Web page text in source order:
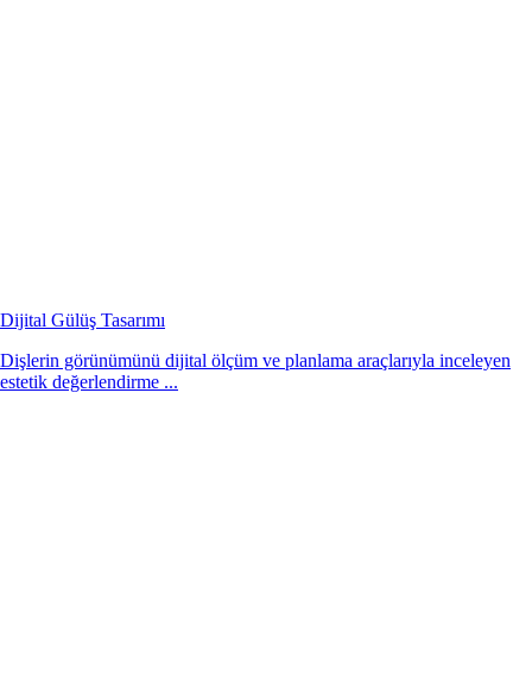
Dijital Gülüş Tasarımı
Dişlerin görünümünü dijital ölçüm ve planlama araçlarıyla inceleyen
estetik değerlendirme ...